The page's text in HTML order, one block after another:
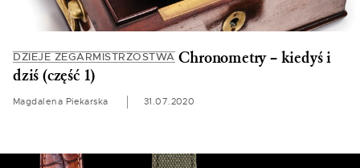
DZIEJE ZEGARMISTRZOSTWAChronometry – kiedyś i
dziś (część 1)
Magdalena Piekarska 31.07.2020